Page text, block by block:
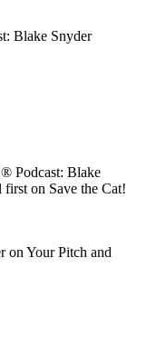
Blake Snyder
Podcast: Blake
first on Save the Cat!
on Your Pitch and